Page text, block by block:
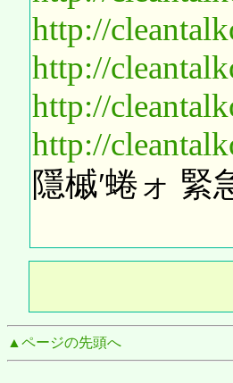
http://
http://
http://
http://
隱槭′蜷ォ
▲ページの先頭へ